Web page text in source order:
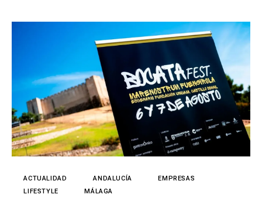
Entrevistas
Expertos
Tecnología
Cultura
ACTUALIDAD ANDALUCÍA
EMPRESAS
LIFESTYLE
MÁLAGA